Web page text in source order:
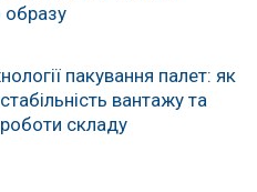
образу
пакування палет: як
вантажу та
складу